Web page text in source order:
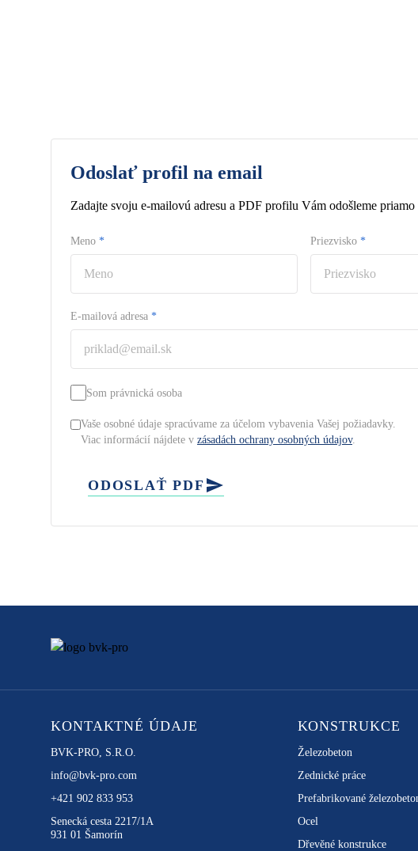
Odoslať profil na email
Zadajte svoju e-mailovú adresu a PDF profilu Vám odošleme priamo
Meno * Priezvisko *
E-mailová adresa *
Som právnická osoba
Vaše osobné údaje spracúvame za účelom vybavenia Vašej požiadavky.
Viac informácií nájdete v zásadách ochrany osobných údajov.
ODOSLAŤ PDF
KONTAKTNÉ ÚDAJE
BVK-PRO, S.R.O.
info@bvk-pro.com
+421 902 833 953
Senecká cesta 2217/1A
931 01 Šamorín
KONSTRUKCE
Železobeton
Zednické práce
Prefabrikované
Ocel
Dřevěné konstrukce